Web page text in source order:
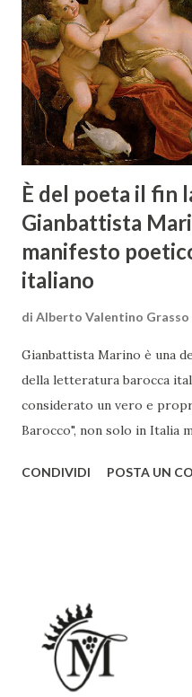
È del poeta il fin
Gianbattista
manifesto
italiano
di Alberto Valentino Grasso
Gianbattista Marino è una
della letteratura barocca
considerato un vero e
Barocco", non solo in Italia
rendono un'opera
abbracciando invece i
meraviglia, l'ostentazione
sorprendente. Marino visse
cambiamenti culturali e
CONDIVIDI POSTA UN